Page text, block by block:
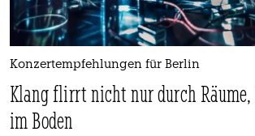
Konzertempfehlungen für Berlin
Klang flirrt nicht nur durch
im Boden